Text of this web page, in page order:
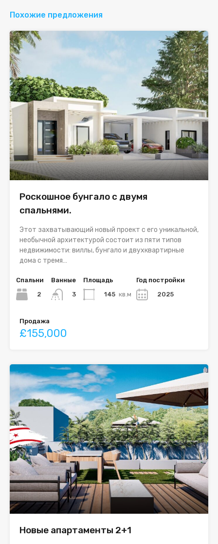
Похожие предложения
Роскошное бунгало с двумя
спальнями.
Этот захватывающий новый проект с его уникальной,
необычной архитектурой состоит из пяти типов
недвижимости: виллы, бунгало и двухквартирные
дома с тремя…
Спальни
2
Ванные
3
Площадь
145 кв.м
Год постройки
2025
Продажа
£155,000
Новые апартаменты 2+1